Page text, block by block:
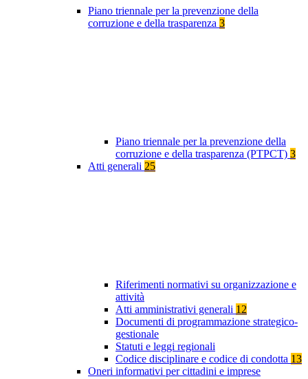
Piano triennale per la prevenzione della
corruzione e della trasparenza 3
Piano triennale per la prevenzione della
corruzione e della trasparenza (PTPCT) 3
Atti generali 25
Riferimenti normativi su organizzazione e
attività
Atti amministrativi generali 12
Documenti di programmazione strategico-
gestionale
Statuti e leggi regionali
Codice disciplinare e codice di condotta 13
Oneri informativi per cittadini e imprese